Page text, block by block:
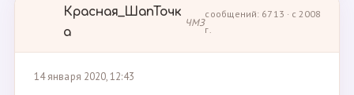
Красная_ШапТочк
а
ЧМЗ
сообщений: 6713 · с 2008
г.
14 января 2020, 12:43